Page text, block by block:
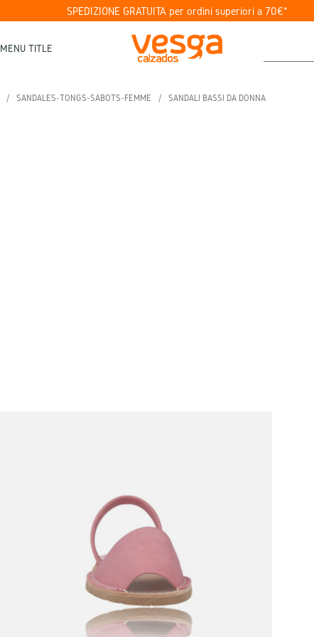
SPEDIZIONE GRATUITA per ordini superiori a 70€*
MENU TITLE
SANDALES-TONGS-SABOTS-FEMME SANDALI BASSI DA DONNA